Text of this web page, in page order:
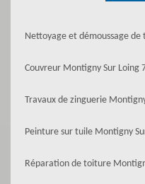
Nettoyage et démoussage
Couvreur Montigny Sur Loing
Travaux de zinguerie
Peinture sur tuile Montigny
Réparation de toiture